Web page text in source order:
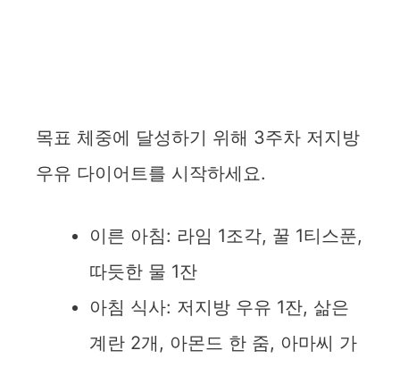
목표 체중에 달성하기 위해 3주차 저지방
우유 다이어트를 시작하세요.
이른 아침: 라임 1조각, 꿀 1티스푼,
따듯한 물 1잔
아침 식사: 저지방 우유 1잔, 삶은
계란 2개, 아몬드 한 줌, 아마씨 가